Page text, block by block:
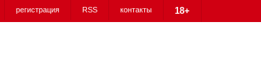
регистрация RSS контакты 18+